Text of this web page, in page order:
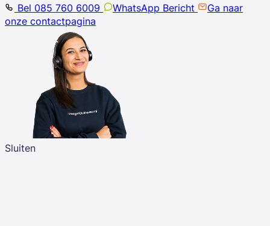
Bel 085 760 6009
WhatsApp Bericht
Ga naar
onze contactpagina
Sluiten